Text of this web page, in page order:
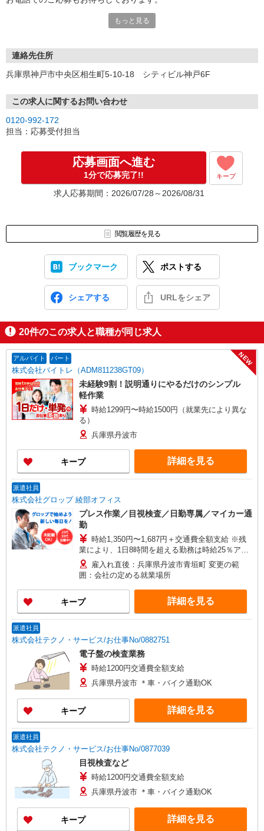
※現地での面談対応も可能です。もっと見る
連絡先住所
兵庫県神戸市中央区相生町5-10-18 シティビル神戸6F
この求人に関するお問い合わせ
0120-992-172
担当：応募受付担当
応募画面へ進む
1分で応募完了!! キープ
求人応募期間：2026/07/28～2026/08/31
閲覧履歴を見る
ブックマーク ポストする
シェアする URLをシェア
20件のこの求人と職種が同じ求人
アルバイト パート
株式会社バイトレ（ADM811238GT09）
NEW
未経験9割！説明通りにやるだけのシンプル
軽作業
時給1299円〜時給1500円（就業先により異な
る）
兵庫県丹波市
キープ 詳細を見る
派遣社員
株式会社グロップ 綾部オフィス
プレス作業／目視検査／日勤専属／マイカー通
勤
時給1,350円〜1,687円＋交通費全額支給 ※残
業により、1日8時間を超える勤務は時給25％アッ
プ ※交通費支給規定あり ※給与の週払い制度あり
＜月収例＞ ＊月22日勤務の場合 時給1,350円×8時
間×22日 ⇒237,600円＋残業代＋交通費
雇入れ直後：兵庫県丹波市青垣町 変更の範
囲：会社の定める就業場所
キープ 詳細を見る
派遣社員
株式会社テクノ・サービス/お仕事No/0882751
電子盤の検査業務
時給1200円交通費全額支給
兵庫県丹波市 ＊車・バイク通勤OK
キープ 詳細を見る
派遣社員
株式会社テクノ・サービス/お仕事No/0877039
目視検査など
時給1200円交通費全額支給
兵庫県丹波市 ＊車・バイク通勤OK
キープ 詳細を見る